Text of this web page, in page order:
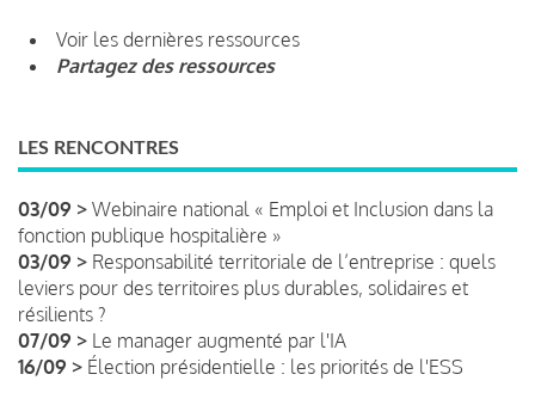
Voir les dernières ressources
Partagez des ressources
LES RENCONTRES
03/09 > Webinaire national « Emploi et Inclusion dans la
fonction publique hospitalière »
03/09 > Responsabilité territoriale de l’entreprise : quels
leviers pour des territoires plus durables, solidaires et
résilients ?
07/09 > Le manager augmenté par l'IA
16/09 > Élection présidentielle : les priorités de l'ESS